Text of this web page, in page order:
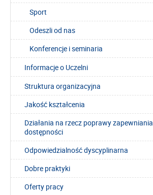
Sport
Odeszli od nas
Konferencje i seminaria
Informacje o Uczelni
Struktura organizacyjna
Jakość kształcenia
Działania na rzecz poprawy zapewniania
dostępności
Odpowiedzialność dyscyplinarna
Dobre praktyki
Oferty pracy